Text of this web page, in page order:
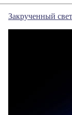
Закрученный